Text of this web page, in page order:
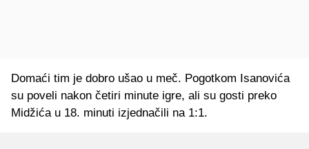
Domaći tim je dobro ušao u meč. Pogotkom Isanovića
su poveli nakon četiri minute igre, ali su gosti preko
Midžića u 18. minuti izjednačili na 1:1.